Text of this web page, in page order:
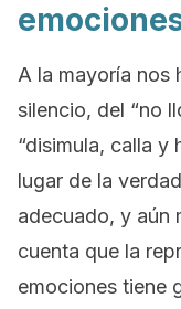
A la mayoría nos
silencio, del “no
“disimula, calla y
lugar de la
adecuado, y aún
cuenta que la
emociones tiene